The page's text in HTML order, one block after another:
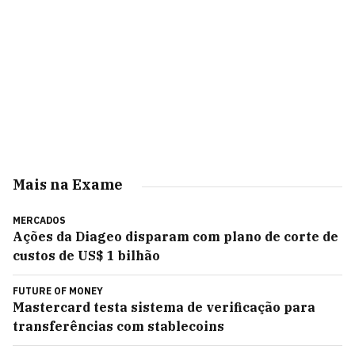
Mais na Exame
MERCADOS
Ações da Diageo disparam com plano de corte de
custos de US$ 1 bilhão
FUTURE OF MONEY
Mastercard testa sistema de verificação para
transferências com stablecoins